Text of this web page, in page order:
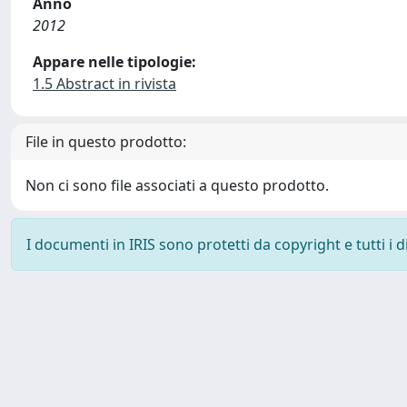
2012
Appare nelle tipologie:
1.5 Abstract in rivista
File in questo prodotto:
Non ci sono file associati a questo prodotto.
I documenti in IRIS sono protetti da copyright e tutti i